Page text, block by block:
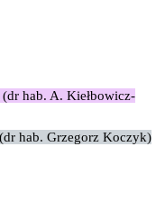
hab. A. Kiełbowicz-
hab. Grzegorz Koczyk)